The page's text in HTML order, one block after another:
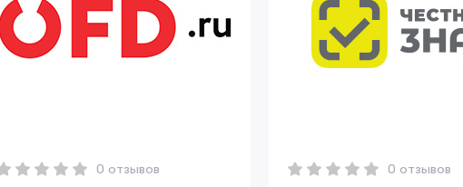
0 отзывов
0 отзывов